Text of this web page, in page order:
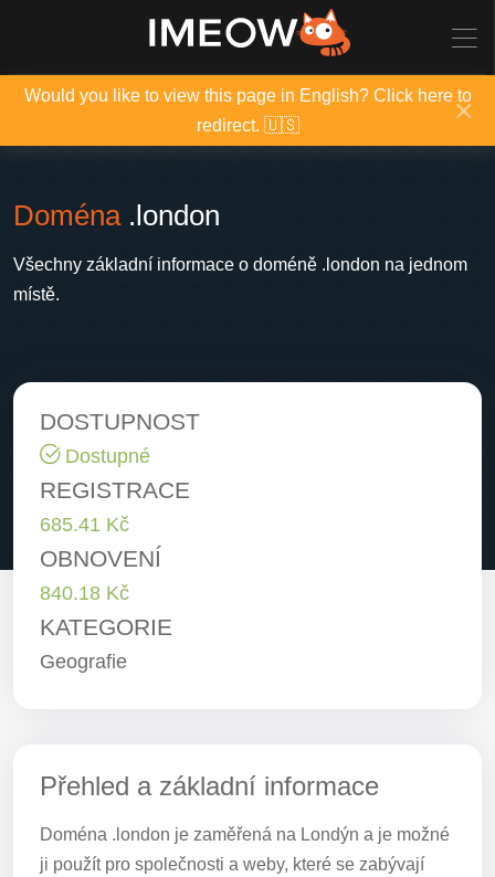
Would you like to view this page in English? Click here to
redirect. 🇺🇸
×
Doména.london
Všechny základní informace o doméně .london na jednom
místě.
DOSTUPNOST
Dostupné
REGISTRACE
685.41 Kč
OBNOVENÍ
840.18 Kč
KATEGORIE
Geografie
Přehled a základní informace
Doména .london je zaměřená na Londýn a je možné
ji použít pro společnosti a weby, které se zabývají